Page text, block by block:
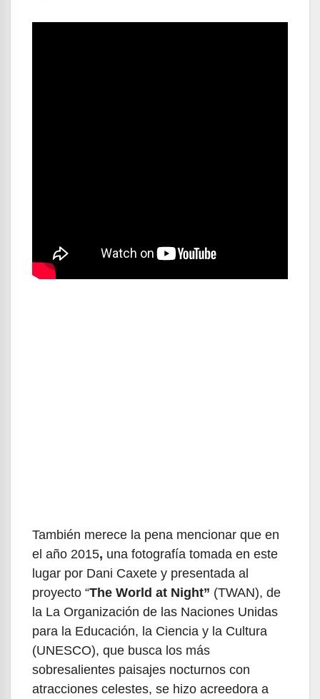
También merece la pena mencionar que en
el año 2015, una fotografía tomada en este
lugar por Dani Caxete y presentada al
proyecto “The World at Night” (TWAN), de
la La Organización de las Naciones Unidas
para la Educación, la Ciencia y la Cultura
(UNESCO), que busca los más
sobresalientes paisajes nocturnos con
atracciones celestes, se hizo acreedora a